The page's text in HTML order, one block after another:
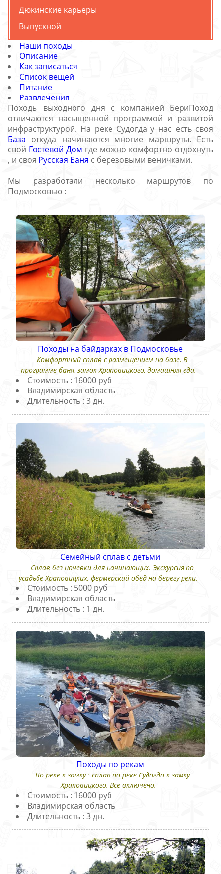
Дюкинские карьеры
Выпускной
Наши походы
Описание
Как записаться
Список вещей
Питание
Развлечения
Походы выходного дня с компанией БериПоход
отличаются насыщенной программой и развитой
инфраструктурой. На реке Судогда у нас есть своя
База откуда начинаются многие маршруты. Есть
свой Гостевой Дом где можно комфортно отдохнуть
, и своя Русская Баня с березовыми веничками.
Мы разработали несколько маршрутов по
Подмосковью :
Походы на байдарках в Подмосковье
Комфортный сплав с размещением на базе. В
программе баня, замок Храповицкого, домашняя еда.
Стоимость : 16000 руб
Владимирская область
Длительность : 3 дн.
Семейный сплав с детьми
Сплав без ночевки для начинающих. Экскурсия по
усадьбе Храповицких, фермерский обед на берегу реки.
Стоимость : 5000 руб
Владимирская область
Длительность : 1 дн.
Походы по рекам
По реке к замку : сплав по реке Судогда к замку
Храповицкого. Все включено.
Стоимость : 16000 руб
Владимирская область
Длительность : 3 дн.